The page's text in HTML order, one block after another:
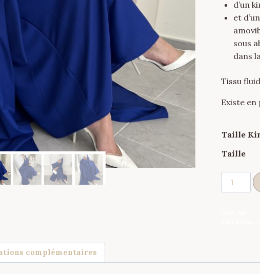
d’un
et
sous
dans
Tissu
Existe en
Taille
Taille
quantité
de
complémentaires